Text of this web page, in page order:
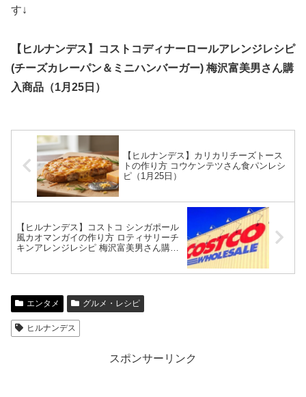
す↓
【ヒルナンデス】コストコディナーロールアレンジレシピ
(チーズカレーパン＆ミニハンバーガー) 梅沢富美男さん購
入商品（1月25日）
【ヒルナンデス】カリカリチーズトース
トの作り方 コウケンテツさん食パンレシ
ピ（1月25日）
【ヒルナンデス】コストコ シンガポール
風カオマンガイの作り方 ロティサリーチ
キンアレンジレシピ 梅沢富美男さん購入
エンタメ グルメ・レシピ
ヒルナンデス
スポンサーリンク